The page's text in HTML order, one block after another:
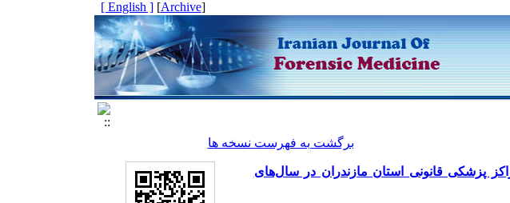
[
Archive
]
[ English ]
برگشت به فهرست نسخه ها
پزشکی قانونی استان مازندران در سال‌های